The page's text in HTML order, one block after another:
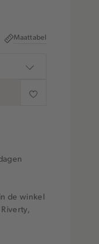
Maattabel
de winkel